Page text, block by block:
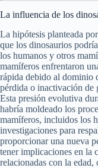
La influencia de los
La hipótesis planteada
que los dinosaurios
los humanos y otros
mamíferos enfrentaron
rápida debido al dominio
pérdida o inactivación de
Esta presión evolutiva
habría moldeado los
mamíferos, incluidos los
investigaciones para
proporcionar una nueva
tener implicaciones en la
relacionadas con la edad,